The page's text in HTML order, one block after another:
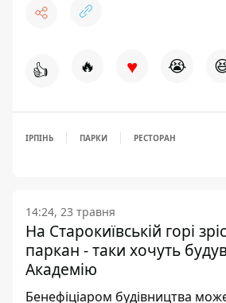
👍 🔥 ♥ 😭
ІРПІНЬ ПАРКИ РЕСТОРАН
14:24, 23 травня
На Старокиївській горі
паркан - таки хочуть
Академію
Бенефіціаром будівництва